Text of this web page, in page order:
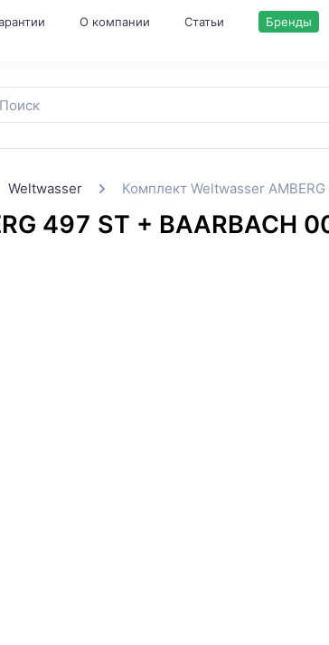
О компании Статьи
Бренды
Weltwasser Комплект Weltwasser
497 ST + BAARBACH